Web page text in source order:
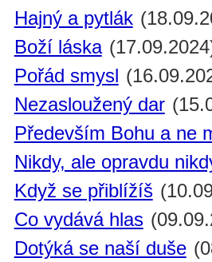
Hajný a pytlák
Boží láska
Pořád smysl
Nezasloužený dar
Především Bohu a ne
Nikdy, ale opravdu
Když se přiblížíš
Co vydává hlas
Dotýká se naší duše